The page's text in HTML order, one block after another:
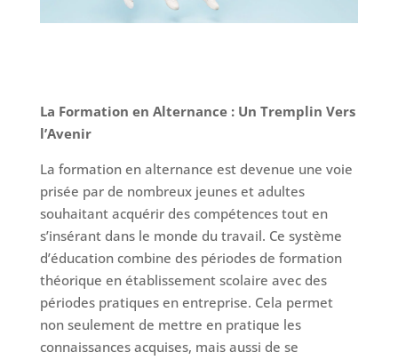
La Formation en Alternance : Un Tremplin Vers
l’Avenir
La formation en alternance est devenue une voie
prisée par de nombreux jeunes et adultes
souhaitant acquérir des compétences tout en
s’insérant dans le monde du travail. Ce système
d’éducation combine des périodes de formation
théorique en établissement scolaire avec des
périodes pratiques en entreprise. Cela permet
non seulement de mettre en pratique les
connaissances acquises, mais aussi de se